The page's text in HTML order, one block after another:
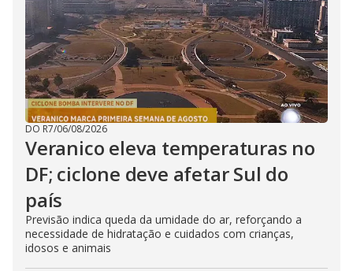
DO R7/06/08/2026
Veranico eleva temperaturas no
DF; ciclone deve afetar Sul do
país
Previsão indica queda da umidade do ar, reforçando a
necessidade de hidratação e cuidados com crianças,
idosos e animais